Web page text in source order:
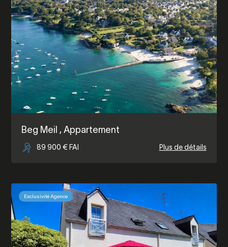
Beg Meil , Appartement
89 900 € FAI Plus de détails
Exclusivité Agence